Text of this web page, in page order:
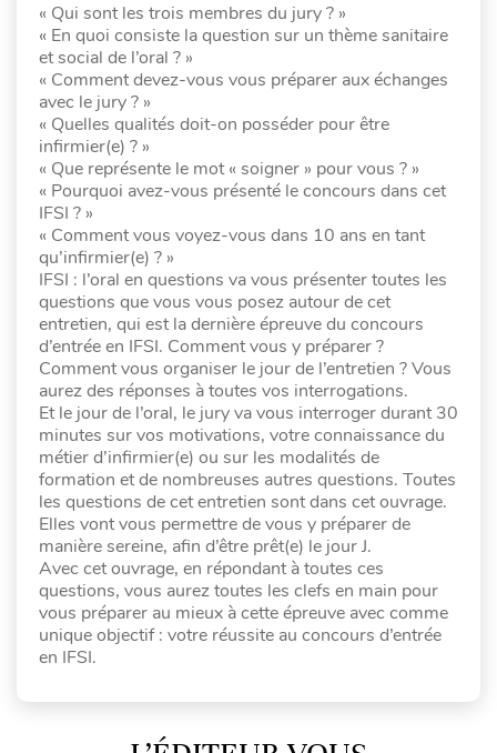
« Qui sont les trois membres du jury ? »
« En quoi consiste la question sur un thème sanitaire
et social de l’oral ? »
« Comment devez-vous vous préparer aux échanges
avec le jury ? »
« Quelles qualités doit-on posséder pour être
infirmier(e) ? »
« Que représente le mot « soigner » pour vous ? »
« Pourquoi avez-vous présenté le concours dans cet
IFSI ? »
« Comment vous voyez-vous dans 10 ans en tant
qu’infirmier(e) ? »
IFSI : l’oral en questions va vous présenter toutes les
questions que vous vous posez autour de cet
entretien, qui est la dernière épreuve du concours
d’entrée en IFSI. Comment vous y préparer ?
Comment vous organiser le jour de l’entretien ? Vous
aurez des réponses à toutes vos interrogations.
Et le jour de l’oral, le jury va vous interroger durant 30
minutes sur vos motivations, votre connaissance du
métier d’infirmier(e) ou sur les modalités de
formation et de nombreuses autres questions. Toutes
les questions de cet entretien sont dans cet ouvrage.
Elles vont vous permettre de vous y préparer de
manière sereine, afin d’être prêt(e) le jour J.
Avec cet ouvrage, en répondant à toutes ces
questions, vous aurez toutes les clefs en main pour
vous préparer au mieux à cette épreuve avec comme
unique objectif : votre réussite au concours d’entrée
en IFSI.